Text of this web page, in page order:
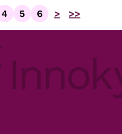
Sivu
4
Sivu
5
Sivu
6 > >>